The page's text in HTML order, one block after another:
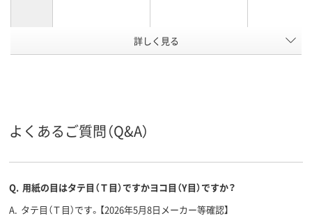
約90μm(0.09mm) 約
商品環境
45
詳しく見る
よくあるご質問（Q&A）
Q. 用紙の目はタテ目（Ｔ目）ですかヨコ目（Y目）ですか？
A. タテ目（Ｔ目）です。【2026年5月8日メーカー等確認】